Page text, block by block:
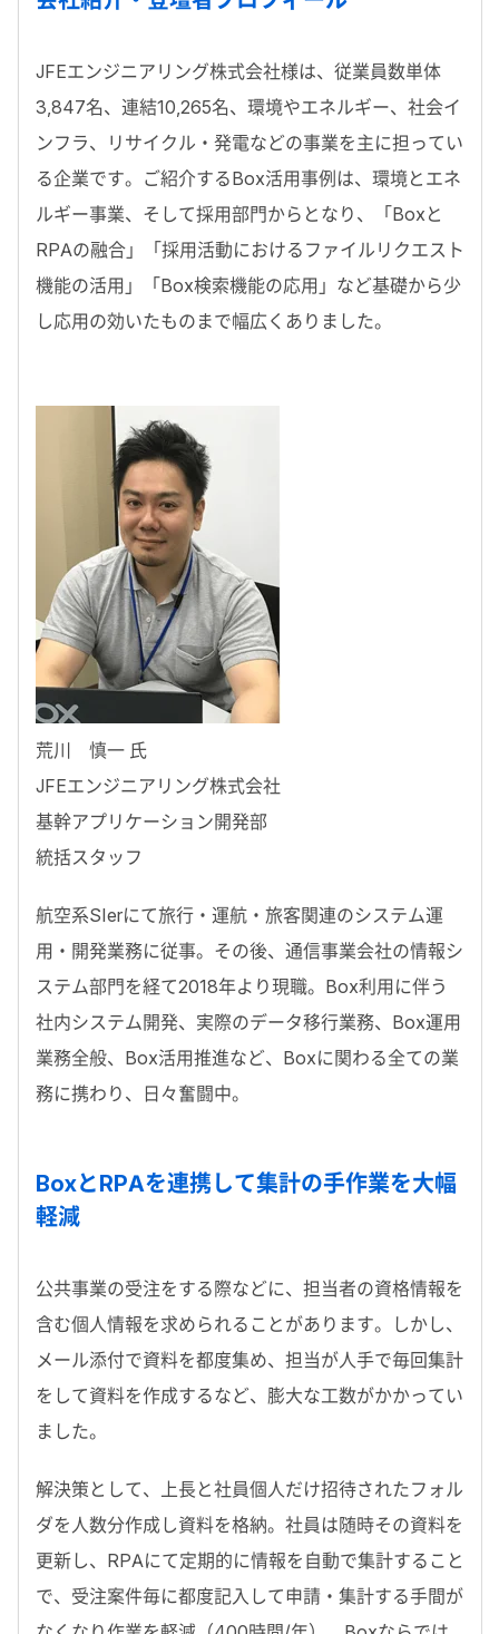
JFEエンジニアリング株式会社様は、従業員数単体
3,847名、連結10,265名、環境やエネルギー、社会イ
ンフラ、リサイクル・発電などの事業を主に担ってい
る企業です。ご紹介するBox活用事例は、環境とエネ
ルギー事業、そして採用部門からとなり、「Boxと
RPAの融合」「採用活動におけるファイルリクエスト
機能の活用」「Box検索機能の応用」など基礎から少
し応用の効いたものまで幅広くありました。
荒川 慎一 氏
JFEエンジニアリング株式会社
基幹アプリケーション開発部
統括スタッフ
航空系SIerにて旅行・運航・旅客関連のシステム運
用・開発業務に従事。その後、通信事業会社の情報シ
ステム部門を経て2018年より現職。Box利用に伴う
社内システム開発、実際のデータ移行業務、Box運用
業務全般、Box活用推進など、Boxに関わる全ての業
務に携わり、日々奮闘中。
BoxとRPAを連携して集計の手作業を大幅
軽減
公共事業の受注をする際などに、担当者の資格情報を
含む個人情報を求められることがあります。しかし、
メール添付で資料を都度集め、担当が人手で毎回集計
をして資料を作成するなど、膨大な工数がかかってい
ました。
解決策として、上長と社員個人だけ招待されたフォル
ダを人数分作成し資料を格納。社員は随時その資料を
更新し、RPAにて定期的に情報を自動で集計すること
で、受注案件毎に都度記入して申請・集計する手間が